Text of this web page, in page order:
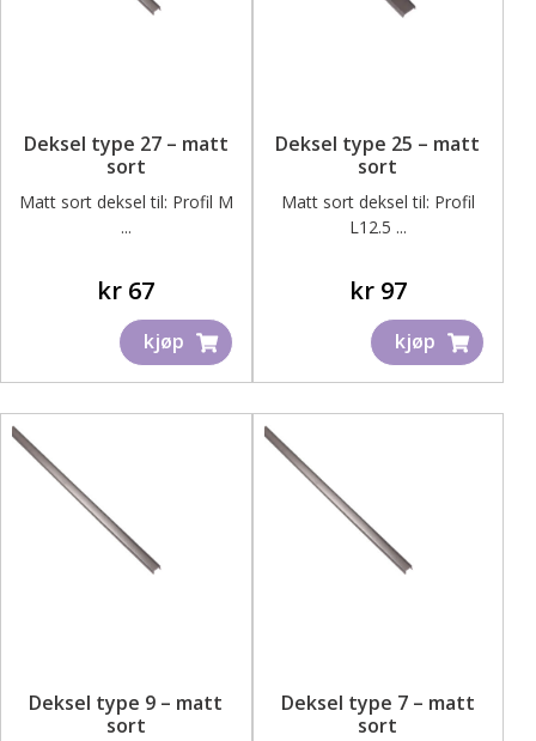
Bedriftskunde – Skjema for registrering
Kontakt oss – Få tilbud på ditt prosjekt
Deksel type 27 – matt
sort
Matt sort deksel til: Profil M
...
kr 67
kjøp
Deksel type 25 – matt
sort
Matt sort deksel til: Profil
L12.5 ...
kr97
kjøp
Deksel type 9 – matt
sort
Deksel type 7 – matt
sort